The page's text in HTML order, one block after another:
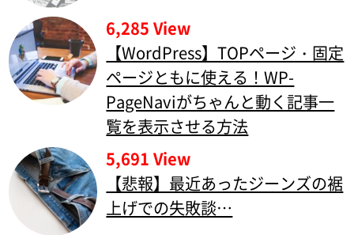
6,285 View
【WordPress】TOPページ・固定
ページともに使える！WP-
PageNaviがちゃんと動く記事一
覧を表示させる方法
5,691 View
【悲報】最近あったジーンズの裾
上げでの失敗談…